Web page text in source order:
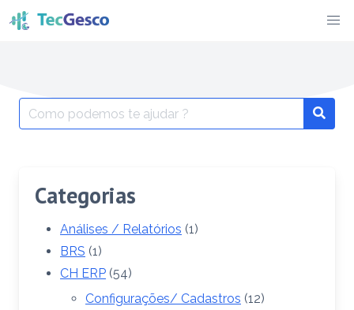
Skip
to
Search
for:
Categorias
Análises / Relatórios (1)
BRS (1)
CH ERP (54)
Configurações/ Cadastros (12)